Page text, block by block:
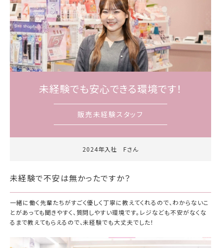
未経験でも安心できる環境です！
販売未経験スタッフ
2024年入社 Fさん
未経験で不安は無かったですか？
一緒に働く先輩たちがすごく優しく丁寧に教えてくれるので、わからないこ
とがあっても聞きやすく、質問しやすい環境です。レジなども不安がなくな
るまで教えてもらえるので、未経験でも大丈夫でした！